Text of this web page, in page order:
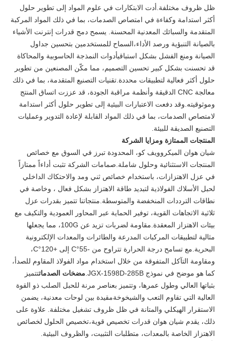
ظل ظروف مختلفة.أدت الابتكارات في علوم المواد إلى تطوير حلول
أكثر استدامة وكفاءة في امتصاص الصدمات، بما في ذلك المواد المركبة
المتقدمة والسبائك المعدنية المحسنة. يسمح دمج قدرات إنترنت الأشياء
بالصيانة التنبؤية ورصد الأداء،السماح للمستخدمين بتحسين جداول
الصيانة ومنع الفشل بشكل استباقيأدوات النمذجة الحاسوبية والمحاكاة
قد تحسنت بشكل كبير تحسين التصميم، مما مكّن المصنعين من تطوير
حلول أكثر فعالية لتطبيقات محددة.تقنيات التصنيع المتقدمة، بما في ذلك
معالجة CNC الدقيقة وأنظمة مراقبة الجودة، قد عززت اتساق المنتج
وموثوقيته.وقد دفعت الاعتبارات البيئية إلى تطوير حلول أكثر استدامة
لامتصاص الصدمات، بما في ذلك المواد القابلة لإعادة التدوير وعمليات
التصنيع الصديقة للبيئة.
المنتجات الممتازة ومزايا الشركة
شيان هوان الميكروويف كو، المحدودة تبرز في السوق مع خصائص
المنتجات الاستثنائية وحلول شاملة.صمامات الشركة تثبت أداءاً ممتازاً
في عزل الاهتزازات، باستخدام خصائص ثني ومد والاحتكاك الداخلي
لحبل الأسلاك الفولاذية لتبديد طاقة الاهتزاز بشكل فعال ، وخاصة في
نطاقات الترددات المنخفضة والمتوسطة.منتجاتنا تتميز بقدرات عزل
ثلاثية الاتجاهات القوية، توفير الحماية عبر المحاور العمودية والتكيف مع
بيئات الاهتزاز المعقدة.مقاومة لضربات تزيد عن 100G، مما يجعلها
مثالية لتطبيقات المركبات المدرعة والطائرات والمعدات الإلكترونية
البحرية.مع تسامح درجة الحرارة تتراوح من -55°C إلى +120°C،
ومقاومة التآكل المتفوقة من خلال استخدام مواد الفولاذ المقاوم للصدأ،
كما هو موضح في نموذج JGX-1598D-285B.
مضخات الصدماتتتميز
بثباتها العالي وطول عمرها، وتتميز بعناصر مرنة للحبل الصلب ذو القوة
العالية التي تقاوم التعب والشيخوخةمقيدة بين لوحات معدنية، يضمن
الاستقرار الهيكلي والمتانة في ظل ظروف تشغيل مختلفة. علاوة على
ذلك، يقدم شيان هوان قدرات تخصيص قوية،تخصيص الحلول لخصائص
الاهتزاز الخاصة بالمعدات، متطلبات التثبيت، والظروف البيئية.